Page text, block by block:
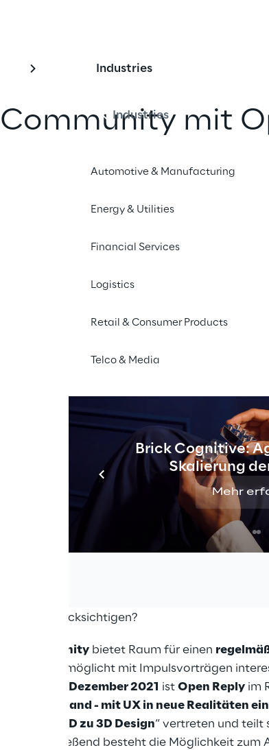
Industries
Industries
Automotive & Manufacturing
Energy & Utilities
Financial Services
Logistics
Retail & Consumer Products
Telco & Media
Brick Cognitive:
Skalierung
Mehr
Community mit
Anwendungen werden immer zahlreicher und
eingesetzt. Hinzu kommt das Konzept des
es zu berücksichtigen?
Community bietet Raum für einen
und ermöglicht mit Impulsvorträgen
09. Dezember 2021 istOpen Reply im
- mit UX in neue Realitäten
Von 2D zu 3D Design“ vertreten und teilt
Anschließend besteht die Möglichkeit